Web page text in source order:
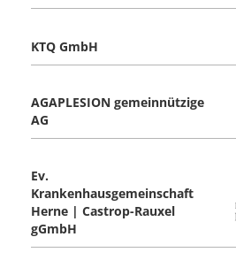
KTQ GmbH
AGAPLESION gemeinnützige
AG
Ev.
Krankenhausgemeinschaft
Herne | Castrop-Rauxel
gGmbH